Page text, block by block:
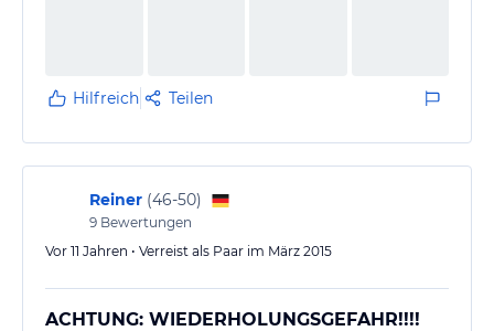
Hilfreich Teilen
Reiner (46-50)
9 Bewertungen
Vor 11 Jahren • Verreist als Paar im März 2015
ACHTUNG: WIEDERHOLUNGSGEFAHR!!!!